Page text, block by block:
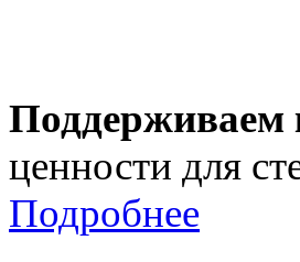
Поддерживаем
ценности для
Подробнее